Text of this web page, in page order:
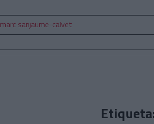
marc sanjaume-calvet